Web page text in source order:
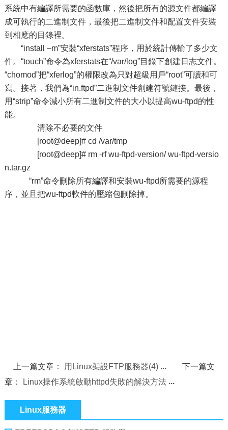
系統中有編譯所需要的函數庫，然後把所有的源文件都編譯
成可執行的二進制文件，最後把二進制文件和配置文件安裝
到相應的目錄裡。
“install –m”安裝“xferstats”程序，用於統計傳輸了多少文
件。“touch”命令為xferstats在“/var/log”目錄下創建日志文件。
“chomod”把“xferlog”的權限改為只對超級用戶“root”可讀和可
寫。接著，我們為“in.ftpd”二進制文件創建符號鏈接。最後，
用“strip”命令減小所有二進制文件的大小以提高wu-ftpd的性
能。
清除不必要的文件
[root@deep]# cd /var/tmp
[root@deep]# rm -rf wu-ftpd-version/ wu-ftpd-versio
n.tar.gz
“rm”命令刪除所有編譯和安裝wu-ftpd所需要的源程
序，並且把wu-ftpd軟件的壓縮包刪除掉。
上一篇文章： 用Linux架設FTP服務器(4)
下一篇文
章：
Linux操作系統啟動httpd失敗的解決方法
Linux服務器